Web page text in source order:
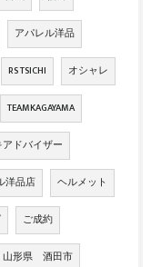
アパレル洋品
RS TSICHI オシャレ
TEAMKAGAYAMA
ドバイザー
洋品店 ヘルメット
ご成約
山形県 酒田市